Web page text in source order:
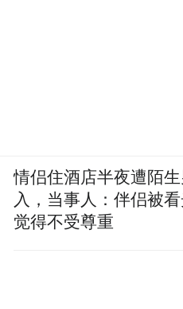
情侣住酒店半夜遭陌生
入，当事人：伴侣被看
觉得不受尊重